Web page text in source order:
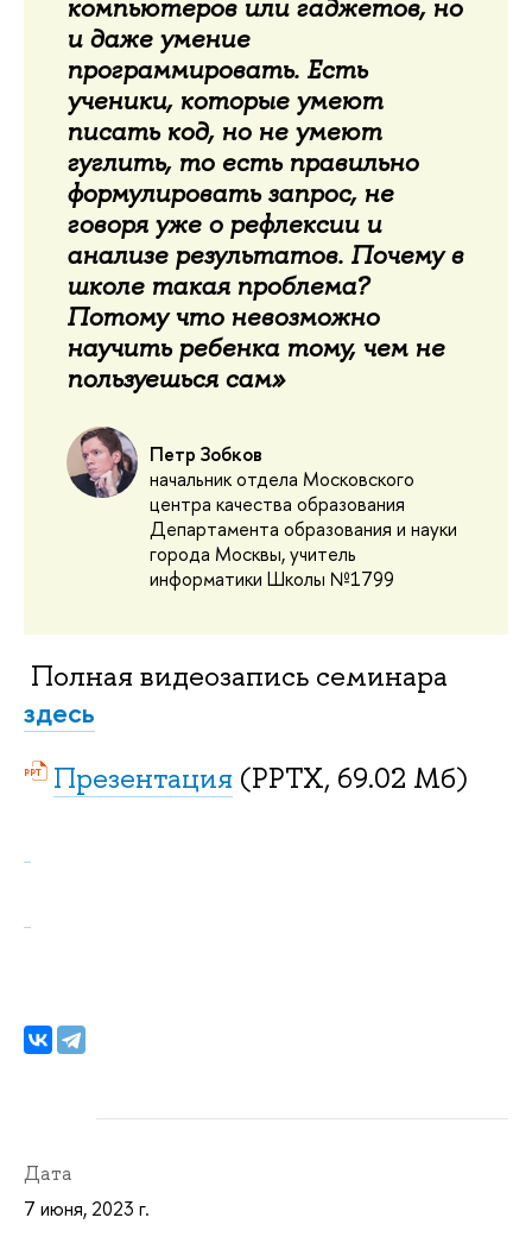
компьютеров или гаджетов, но
и даже умение
программировать. Есть
ученики, которые умеют
писать код, но не умеют
гуглить, то есть правильно
формулировать запрос, не
говоря уже о рефлексии и
анализе результатов. Почему в
школе такая проблема?
Потому что невозможно
научить ребенка тому, чем не
пользуешься сам»
Петр Зобков
начальник отдела Московского
центра качества образования
Департамента образования и науки
города Москвы, учитель
информатики Школы №1799
Полная видеозапись семинара
здесь
Презентация (PPTX, 69.02 Мб)
Дата
7 июня, 2023 г.